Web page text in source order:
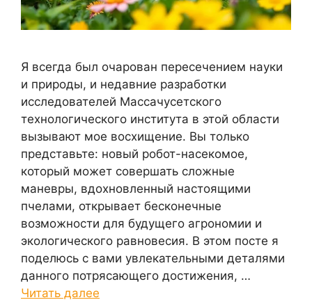
Я всегда был очарован пересечением науки
и природы, и недавние разработки
исследователей Массачусетского
технологического института в этой области
вызывают мое восхищение. Вы только
представьте: новый робот-насекомое,
который может совершать сложные
маневры, вдохновленный настоящими
пчелами, открывает бесконечные
возможности для будущего агрономии и
экологического равновесия. В этом посте я
поделюсь с вами увлекательными деталями
данного потрясающего достижения, …
Читать далее